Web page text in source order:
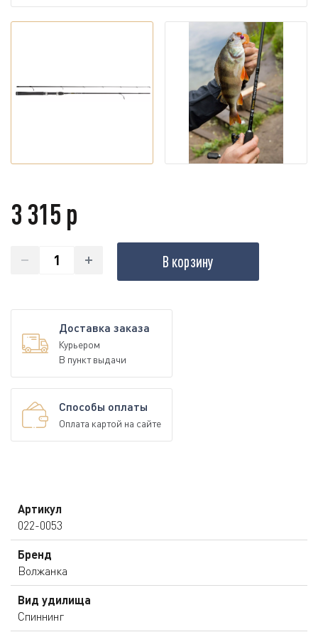
3 315 р
В корзину
Доставка заказа
Курьером
В пункт выдачи
Способы оплаты
Оплата картой на сайте
Артикул
022-0053
Бренд
Волжанка
Вид удилища
Спиннинг